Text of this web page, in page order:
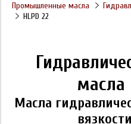
Промышленные масла
HLPD 22
масла
Масла